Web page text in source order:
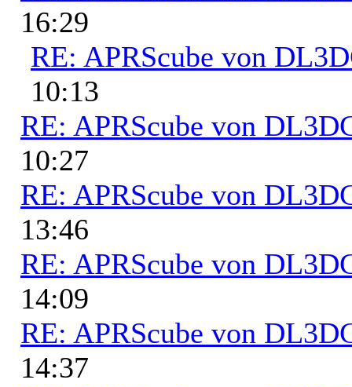
16:29
RE: APRScube von
10:13
RE: APRScube von
10:27
RE: APRScube von
13:46
RE: APRScube von
14:09
RE: APRScube von
14:37